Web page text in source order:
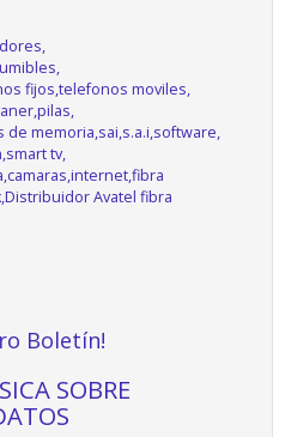
fijos,telefonos moviles,
memoria,sai,s.a.i,software,
tv,
Avatel fibra
Boletín!
SOBRE